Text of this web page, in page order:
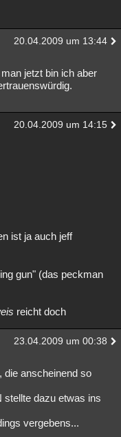
20.04.2009 um 13:44
jetzt bin ich aber
20.04.2009 um 14:15
ist ja auch jeff
gun" (das peckman
reicht doch
23.04.2009 um 00:38
die anscheinend so
stellte dazu etwas ins
vergebens...